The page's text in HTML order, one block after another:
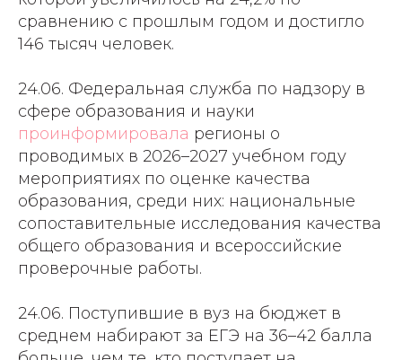
сравнению с прошлым годом и достигло
146 тысяч человек.
24.06. Федеральная служба по надзору в
сфере образования и науки
проинформировала регионы о
проводимых в 2026–2027 учебном году
мероприятиях по оценке качества
образования, среди них: национальные
сопоставительные исследования качества
общего образования и всероссийские
проверочные работы.
24.06. Поступившие в вуз на бюджет в
среднем набирают за ЕГЭ на 36–42 балла